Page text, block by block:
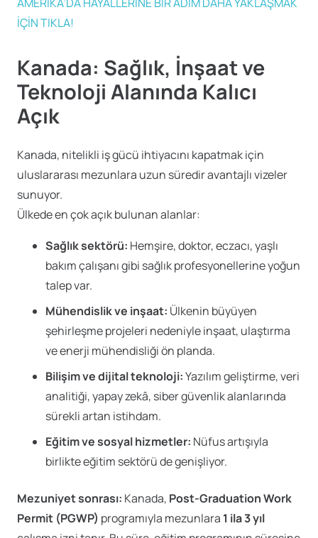
İÇİN TIKLA!
Kanada: Sağlık, İnşaat ve
Teknoloji Alanında Kalıcı
Açık
Kanada, nitelikli iş gücü ihtiyacını kapatmak için
uluslararası mezunlara uzun süredir avantajlı vizeler
sunuyor.
Ülkede en çok açık bulunan alanlar:
Sağlık sektörü: Hemşire, doktor, eczacı, yaşlı
bakım çalışanı gibi sağlık profesyonellerine yoğun
talep var.
Mühendislik ve inşaat: Ülkenin büyüyen
şehirleşme projeleri nedeniyle inşaat, ulaştırma
ve enerji mühendisliği ön planda.
Bilişim ve dijital teknoloji:Yazılım geliştirme, veri
analitiği, yapay zekâ, siber güvenlik alanlarında
sürekli artan istihdam.
Eğitim ve sosyal hizmetler: Nüfus artışıyla
birlikte eğitim sektörü de genişliyor.
Mezuniyet sonrası: Kanada, Post-Graduation Work
Permit (PGWP) programıyla mezunlara 1 ila 3 yıl